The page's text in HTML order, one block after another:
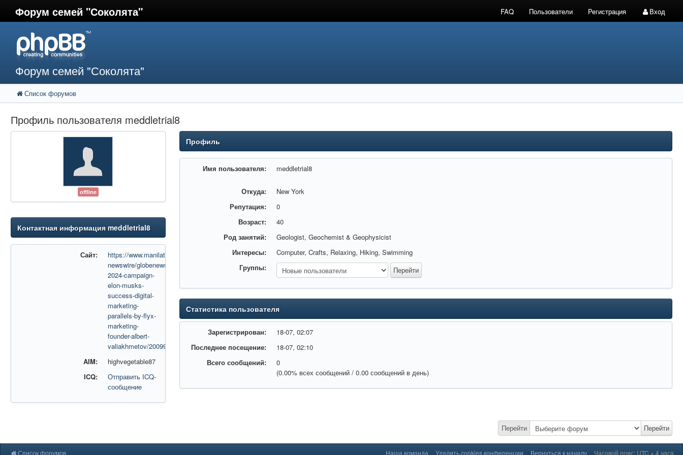
Форум семей "Соколята" FAQ Пользователи Регистрация Вход
Форум семей "Соколята"
Список форумов
Профиль пользователя meddletrial8
offline
Контактная информация meddletrial8
Сайт:
https://www.manilatimes.net/2024/11/23/tmt-
newswire/globenewswire/trumps-
2024-campaign-
elon-musks-
success-digital-
marketing-
parallels-by-flyx-
marketing-
founder-albert-
valiakhmetov/2009978
AIM:
highvegetable87
ICQ:
Отправить ICQ-
сообщение
Профиль
Имя пользователя: meddletrial8
Откуда:
New York
Репутация:
0
Возраст:
40
Род занятий:
Geologist, Geochemist & Geophysicist
Интересы:
Computer, Crafts, Relaxing, Hiking, Swimming
Группы:
Статистика пользователя
Зарегистрирован:
18-07, 02:07
Последнее посещение:
18-07, 02:10
Всего сообщений:
0
(0.00% всех сообщений / 0.00 сообщений в день)
Перейти Перейти
Список форумов Наша команда Удалить cookies конференции Вернуться к началу Часовой пояс: UTC + 4 часа